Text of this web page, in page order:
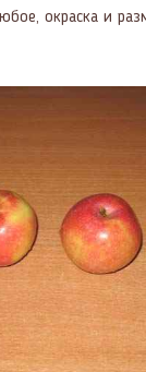
окраска и